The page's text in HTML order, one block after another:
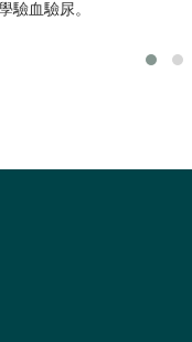
驗血驗尿。